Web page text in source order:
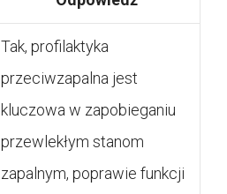
Tak, profilaktyka
przeciwzapalna jest
kluczowa w zapobieganiu
przewlekłym stanom
zapalnym, poprawie funkcji